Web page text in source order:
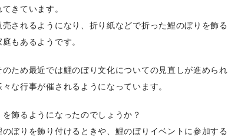
きています。
されるようになり、折り紙などで折った鯉のぼりを飾る
もあるようです。
ため最近では鯉のぼり文化についての見直しが進められ
な行事が催されるようになっています。
飾るようになったのでしょうか？
ぼりを飾り付けるときや、鯉のぼりイベントに参加する